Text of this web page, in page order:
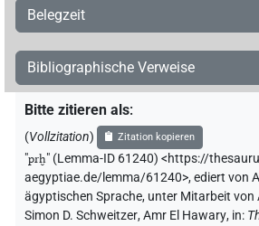
Belegzeit
Bibliographische Verweise
Bitte zitieren als:
(Vollzitation) Zitation kopieren
"prḫ" (Lemma-ID 61240) <https://
aegyptiae.de/lemma/61240>,ediert von
ägyptischen Sprache, unter Mitarbeit von
Simon D. Schweitzer,Amr El Hawary, in: